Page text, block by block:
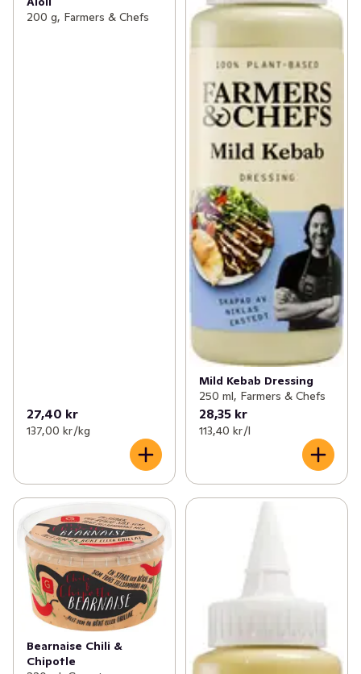
200 g, Farmers & Chefs
27,40 kr
137,00 kr /kg
Mild Kebab Dressing
250 ml, Farmers & Chefs
28,35 kr
113,40 kr /l
Bearnaise Chili &
Chipotle